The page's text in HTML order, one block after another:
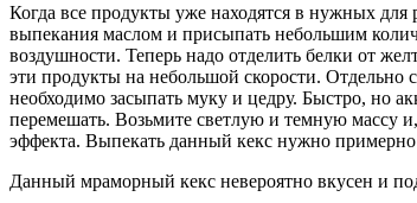
Когда все продукты уже находятся в нужных для
выпекания маслом и присыпать небольшим
воздушности. Теперь надо отделить белки от
эти продукты на небольшой скорости. Отдельно
необходимо засыпать муку и цедру. Быстро, но
перемешать. Возьмите светлую и темную массу
эффекта. Выпекать данный кекс нужно примерно
Данный мраморный кекс невероятно вкусен и